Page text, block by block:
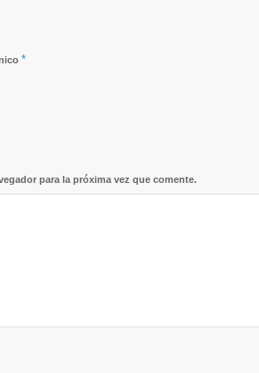
*
para la próxima vez que comente.